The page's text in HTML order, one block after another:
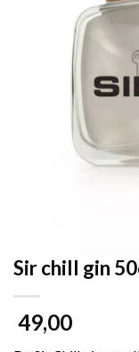
Sir chill gin
49,00